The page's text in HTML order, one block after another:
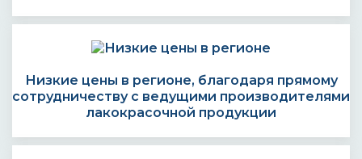
Низкие цены в регионе, благодаря прямому
сотрудничеству с ведущими производителями
лакокрасочной продукции